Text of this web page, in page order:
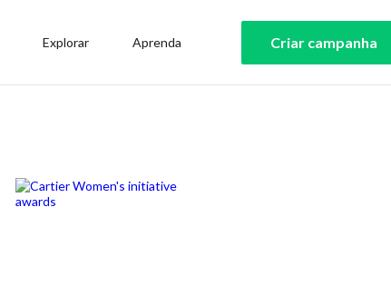
Explorar Aprenda Criar campanha